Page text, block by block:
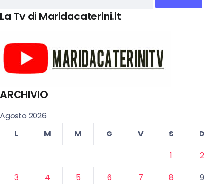
La Tv di Maridacaterini.it
ARCHIVIO
Agosto 2026
L
M M G V S
D
1
2
3
4 5 6 7 8
9